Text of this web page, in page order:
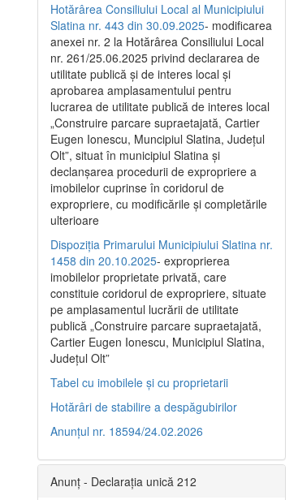
Hotărârea Consiliului Local al Municipiului
Slatina nr. 443 din 30.09.2025- modificarea
anexei nr. 2 la Hotărârea Consiliului Local
nr. 261/25.06.2025 privind declararea de
utilitate publică şi de interes local şi
aprobarea amplasamentului pentru
lucrarea de utilitate publică de interes local
„Construire parcare supraetajată, Cartier
Eugen Ionescu, Muncipiul Slatina, Judeţul
Olt”, situat în municipiul Slatina şi
declanşarea procedurii de expropriere a
imobilelor cuprinse în coridorul de
expropriere, cu modificările şi completările
ulterioare
Dispoziția Primarului Municipiului Slatina nr.
1458 din 20.10.2025- exproprierea
imobilelor proprietate privată, care
constituie coridorul de expropriere, situate
pe amplasamentul lucrării de utilitate
publică „Construire parcare supraetajată,
Cartier Eugen Ionescu, Municipiul Slatina,
Județul Olt”
Tabel cu imobilele și cu proprietarii
Hotărâri de stabilire a despăgubirilor
Anunțul nr. 18594/24.02.2026
Anunț - Declarația unică 212